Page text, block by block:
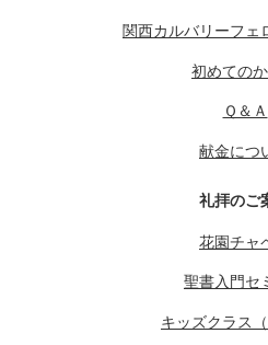
関西カルバリーフェ
初めての
Ｑ＆Ａ
献金につ
礼拝のご
花園チャ
聖書入門セ
キッズクラス（